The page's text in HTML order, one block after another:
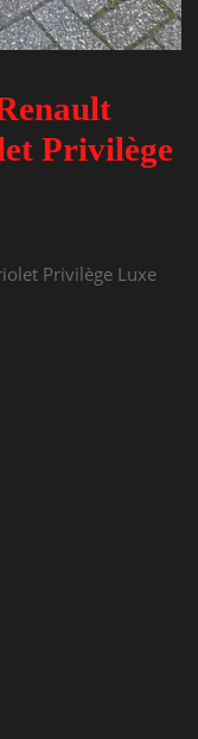
Privilège
Privilège Luxe